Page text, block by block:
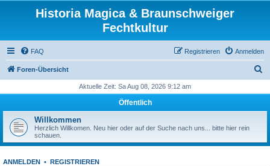
Historia Magica & Braunschweiger
Fechtkultur
FAQ Anmelden
Registrieren
Foren-Übersicht
h
Aktuelle Zeit: Sa Aug 08, 2026 9:12 am
Öffentlich
Willkommen
Herzlich Willkomen. Neu hier oder auf der Suche nach uns... bitte hier rein
schauen.
ANMELDEN • REGISTRIEREN